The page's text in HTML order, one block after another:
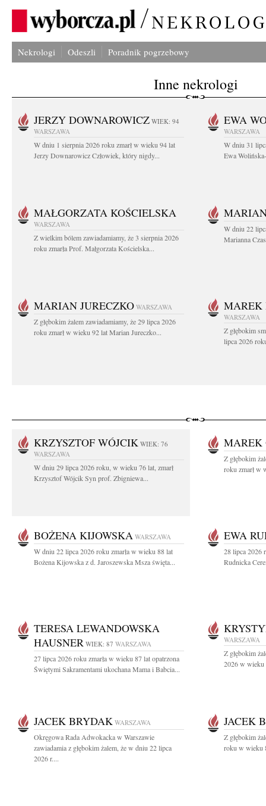
Nekrologi Odeszli Poradnik pogrzebowy
Inne nekrologi
JERZY DOWNAROWICZ WIEK: 94
WARSZAWA
W dniu 1 sierpnia 2026 roku zmarł w wieku 94 lat
Jerzy Downarowicz Człowiek, który nigdy...
EWA
WARSZAWA
W dniu 31
Ewa
MAŁGORZATA KOŚCIELSKA
WARSZAWA
Z wielkim bólem zawiadamiamy, że 3 sierpnia 2026
roku zmarła Prof. Małgorzata Kościelska...
W dniu 22
Marianna
MARIAN JURECZKO WARSZAWA
Z głębokim żalem zawiadamiamy, że 29 lipca 2026
roku zmarł w wieku 92 lat Marian Jureczko...
MAREK
WARSZAWA
Z głębokim
lipca 2026
KRZYSZTOF WÓJCIK WIEK: 76
WARSZAWA
W dniu 29 lipca 2026 roku, w wieku 76 lat, zmarł
Krzysztof Wójcik Syn prof. Zbigniewa...
MAREK
Z głębokim
roku zmarł w
BOŻENA KIJOWSKA WARSZAWA
W dniu 22 lipca 2026 roku zmarła w wieku 88 lat
Bożena Kijowska z d. Jaroszewska Msza święta...
EWA
28 lipca 2026
Rudnicka
TERESA LEWANDOWSKA
HAUSNER WIEK: 87 WARSZAWA
27 lipca 2026 roku zmarła w wieku 87 lat opatrzona
Świętymi Sakramentami ukochana Mama i Babcia...
WARSZAWA
Z głębokim
2026 w wieku
JACEK BRYDAK WARSZAWA
Okręgowa Rada Adwokacka w Warszawie
zawiadamia z głębokim żalem, że w dniu 22 lipca
2026 r....
JACEK
Z głębokim
roku w wieku